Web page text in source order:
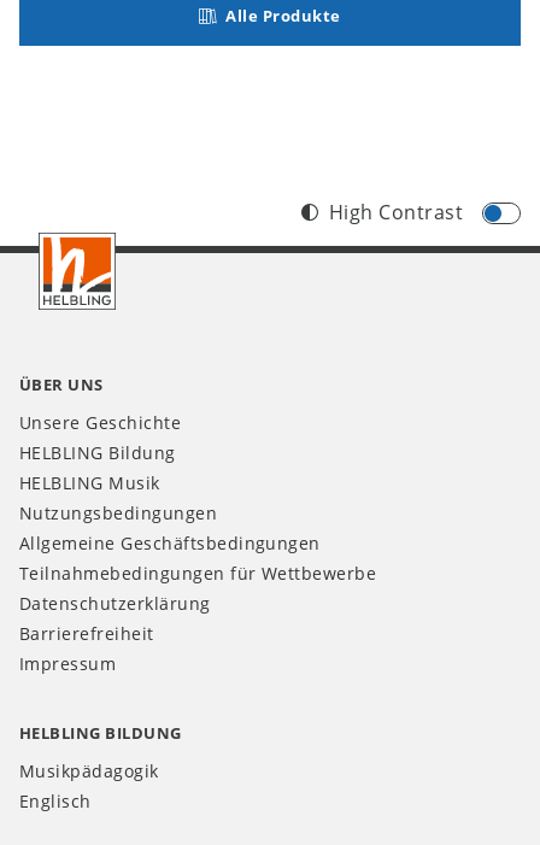
Alle Produkte
Footer
CH
High Contrast
ÜBER UNS
Unsere Geschichte
HELBLING Bildung
HELBLING Musik
Nutzungsbedingungen
Allgemeine Geschäftsbedingungen
Teilnahmebedingungen für Wettbewerbe
Datenschutzerklärung
Barrierefreiheit
Impressum
HELBLING BILDUNG
Musikpädagogik
Englisch